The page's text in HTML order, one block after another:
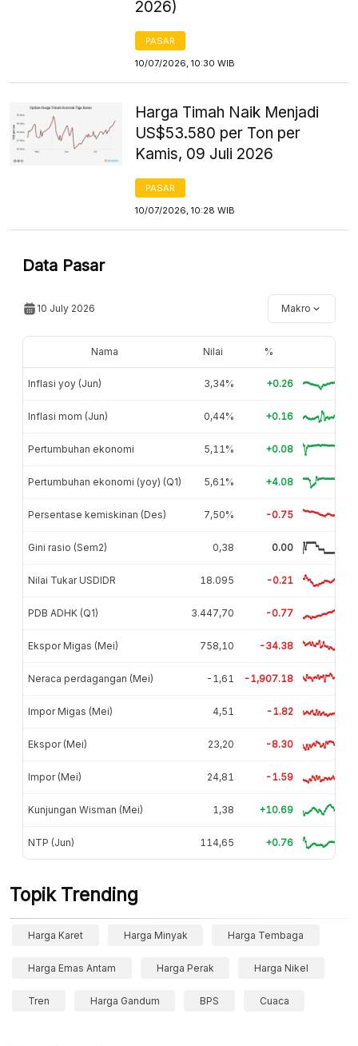
2026)
PASAR
10/07/2026, 10:30 WIB
Harga Timah Naik Menjadi
US$53.580 per Ton per
Kamis, 09 Juli 2026
PASAR
10/07/2026, 10:28 WIB
Data Pasar
10 July 2026 Makro
Nama Nilai %
Inflasi yoy (Jun) 3,34% +0.26
Inflasi mom (Jun) 0,44% +0.16
Pertumbuhan ekonomi 5,11% +0.08
Pertumbuhan ekonomi (yoy) (Q1) 5,61% +4.08
Persentase kemiskinan (Des) 7,50% -0.75
Gini rasio (Sem2) 0,38 0.00
Nilai Tukar USDIDR 18.095 -0.21
PDB ADHK (Q1) 3.447,70 -0.77
Ekspor Migas (Mei) 758,10 -34.38
Neraca perdagangan (Mei) -1,61 -1,907.18
Impor Migas (Mei) 4,51 -1.82
Ekspor (Mei) 23,20 -8.30
Impor (Mei) 24,81 -1.59
Kunjungan Wisman (Mei) 1,38 +10.69
NTP (Jun) 114,65 +0.76
Topik Trending
Harga Karet Harga Minyak Harga Tembaga
Harga Emas Antam Harga Perak Harga Nikel
Tren Harga Gandum BPS Cuaca